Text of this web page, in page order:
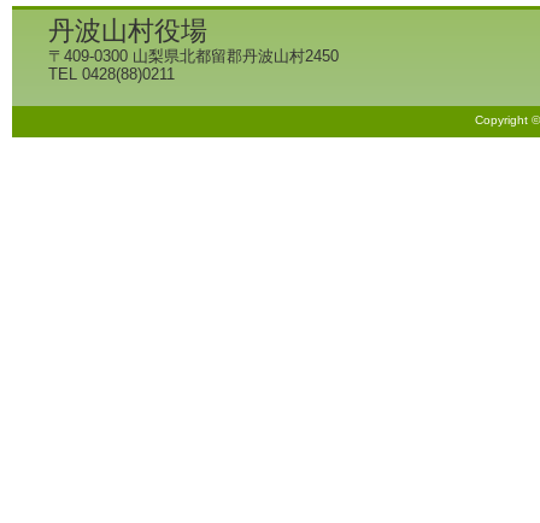
丹波山村役場
〒409-0300 山梨県北都留郡丹波山村2450
TEL 0428(88)0211
Copyright